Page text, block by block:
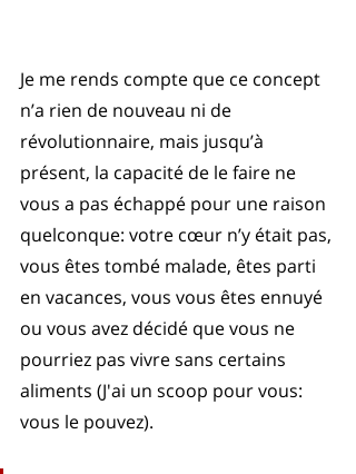
Je me rends compte que ce concept
n’a rien de nouveau ni de
révolutionnaire, mais jusqu’à
présent, la capacité de le faire ne
vous a pas échappé pour une raison
quelconque: votre cœur n’y était pas,
vous êtes tombé malade, êtes parti
en vacances, vous vous êtes ennuyé
ou vous avez décidé que vous ne
pourriez pas vivre sans certains
aliments (J'ai un scoop pour vous:
vous le pouvez).